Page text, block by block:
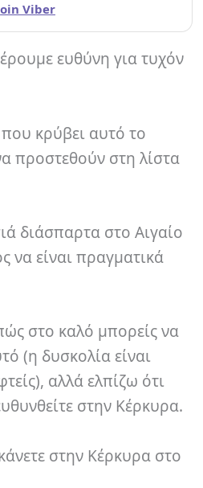
Viber
ευθύνη για τυχόν
κρύβει αυτό το
προστεθούν στη λίστα
διάσπαρτα στο Αιγαίο
να είναι πραγματικά
στο καλό μπορείς να
(η δυσκολία είναι
αλλά ελπίζω ότι
στην Κέρκυρα.
στην Κέρκυρα στο